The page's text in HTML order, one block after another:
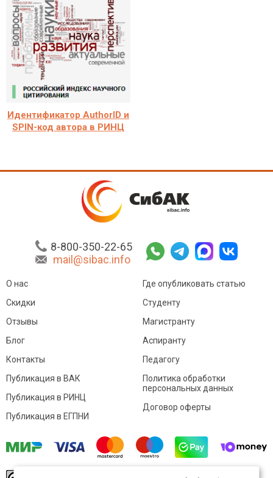
Идентификатор AuthorID и
SPIN-код автора в РИНЦ
8-800-350-22-65
mail@sibac.info
О нас
Скидки
Отзывы
Блог
Контакты
Где опубликовать статью
Студенту
Магистранту
Аспиранту
Педагогу
Публикация в ВАК
Публикация в РИНЦ
Публикация в ЕГПНИ
Политика обработки
персональных данных
Договор оферты